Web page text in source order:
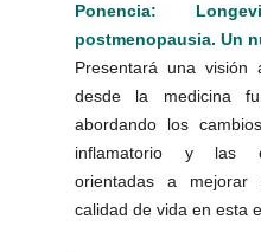
Ponencia:
postmenopausia. Un
Presentará una visión
desde la medicina
abordando los
inflamatorio y las
orientadas a
calidad de vida en esta